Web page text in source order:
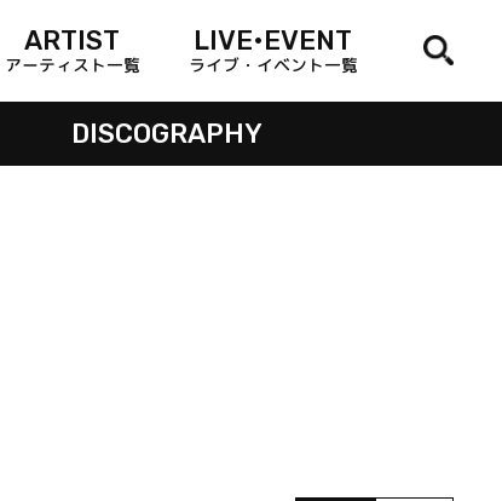
ARTIST
アーティスト一覧
LIVE•EVENT
ライブ・イベント一覧
DISCOGRAPHY